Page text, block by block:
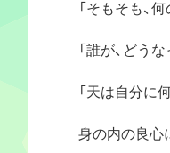
「そもそも、
「誰が、どう
「天は自分に
身の内の良心